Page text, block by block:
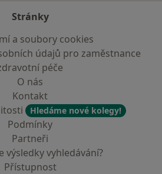
Stránky
a soubory cookies
údajů pro zaměstnance
péče
O nás
Kontakt
Hledáme nové kolegy!
Podmínky
Partneři
výsledky vyhledávání?
Přístupnost